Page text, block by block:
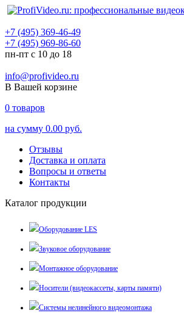
+7 (495) 369-46-49
+7 (495) 969-86-60
пн-пт с 10 до 18
info@profivideo.ru
В Вашей корзине
0 товаров
на сумму 0.00 руб.
Отзывы
Доставка и оплата
Вопросы и ответы
Контакты
Каталог продукции
Оборудование LES
Звуковое оборудование
Монтажное оборудование
Носители (видеокассеты, карты памяти)
Системы нелинейного видеомонтажа